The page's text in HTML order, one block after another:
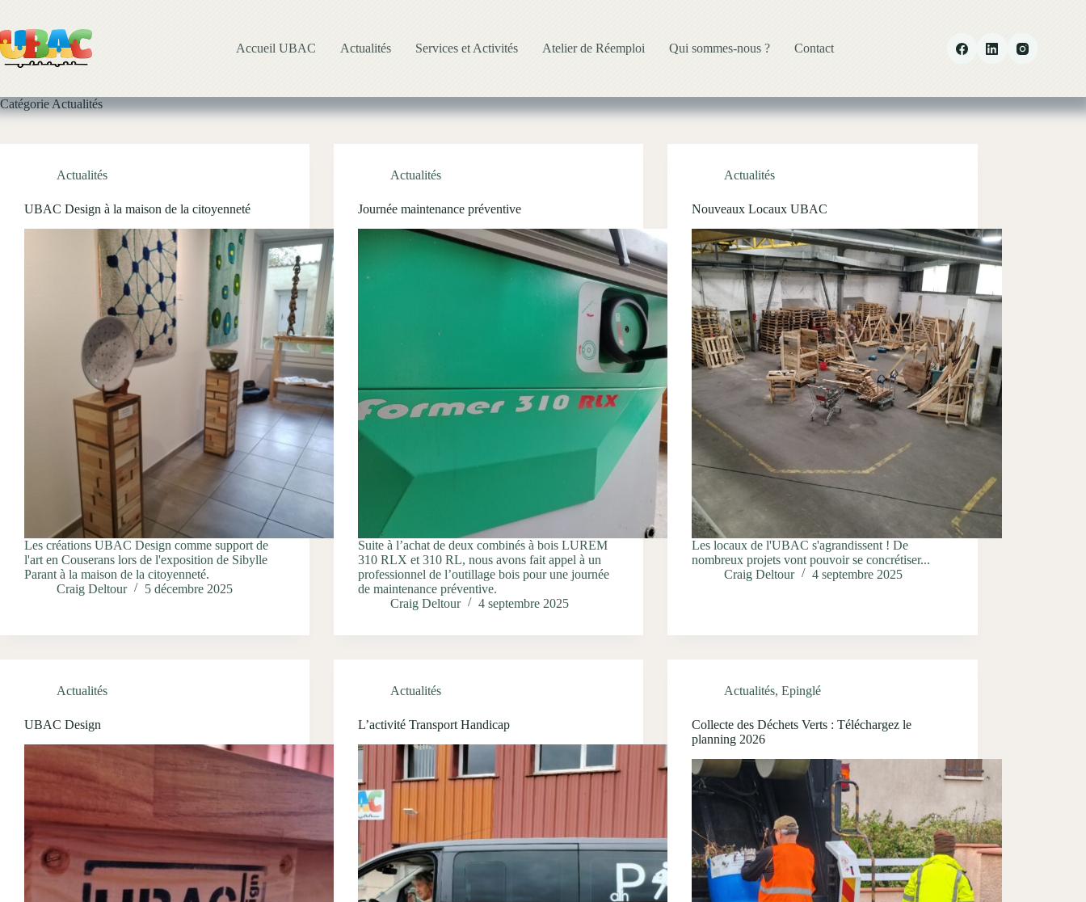
contenu
Accueil UBAC
Actualités Services et Activités Atelier de Réemploi Qui sommes-nous ? Contact
Catégorie Actualités
Actualités
UBAC Design à la maison de la citoyenneté
Les créations UBAC Design comme support de
l'art en Couserans lors de l'exposition de Sibylle
Parant à la maison de la citoyenneté.
Craig Deltour
5 décembre 2025
Actualités
Journée maintenance préventive
Suite à l’achat de deux combinés à bois LUREM
310 RLX et 310 RL, nous avons fait appel à un
professionnel de l’outillage bois pour une journée
de maintenance préventive.
Craig Deltour
4 septembre 2025
Actualités
Nouveaux Locaux UBAC
Les locaux de l'UBAC s'agrandissent ! De
nombreux projets vont pouvoir se concrétiser...
Craig Deltour
4 septembre 2025
Actualités
UBAC Design
Actualités
L’activité Transport Handicap
Actualités,Epinglé
Collecte des Déchets Verts : Téléchargez le
planning 2026